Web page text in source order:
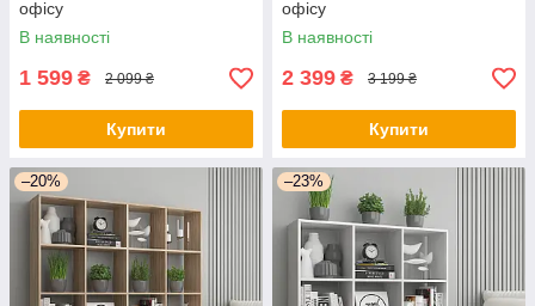
офісу
В наявності
1 599 ₴ 2 099 ₴
Купити
офісу
В наявності
2 399 ₴ 3 199 ₴
Купити
–20% –23%